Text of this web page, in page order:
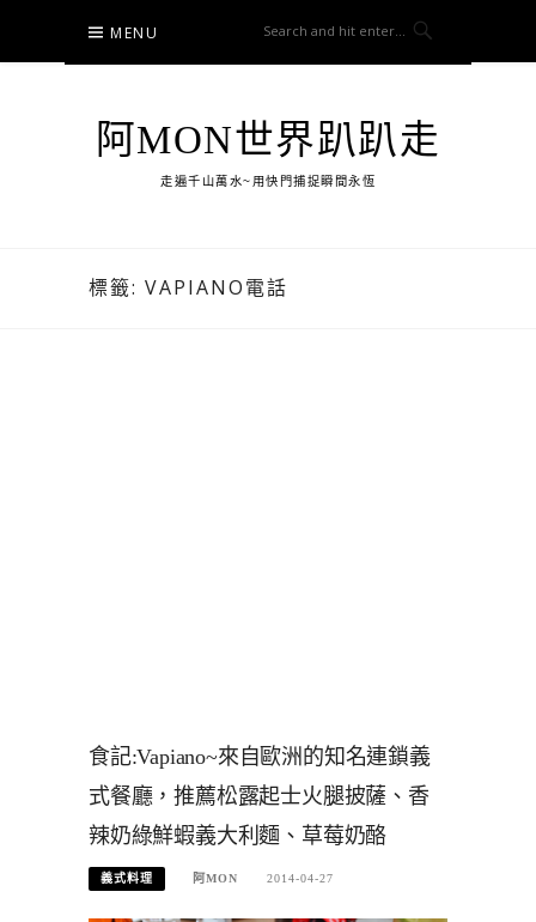
content
MENU
阿MON世界趴趴走
走遍千山萬水~用快門捕捉瞬間永恆
標籤: VAPIANO電話
食記:Vapiano~來自歐洲的知名連鎖義
式餐廳，推薦松露起士火腿披薩、香
辣奶綠鮮蝦義大利麵、草莓奶酪
義式料理 阿MON 2014-04-27